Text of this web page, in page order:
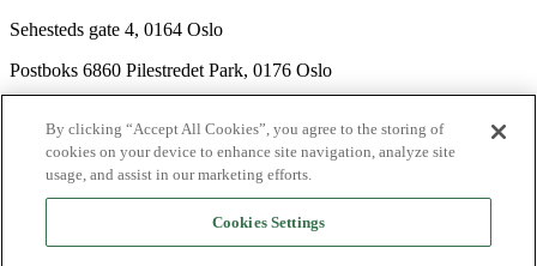
Sehesteds gate 4, 0164 Oslo
Postboks 6860 Pilestredet Park, 0176 Oslo
Nyhetsbrev
Ledige stillinger
Send inn manus
By clicking “Accept All Cookies”, you agree to the storing of
cookies on your device to enhance site navigation, analyze site
usage, and assist in our marketing efforts.
Cookies Settings